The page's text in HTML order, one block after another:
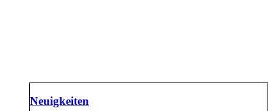
Neuigkeiten